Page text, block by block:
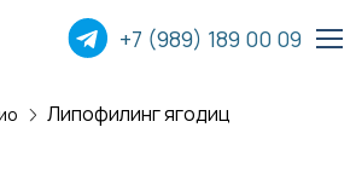
+7 (989) 189 00 09
Липофилинг ягодиц